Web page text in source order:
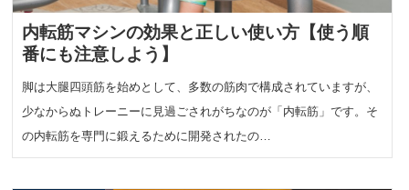
内転筋マシンの効果と正しい使い方【使う順
番にも注意しよう】
脚は大腿四頭筋を始めとして、多数の筋肉で構成されていますが、
少なからぬトレーニーに見過ごされがちなのが「内転筋」です。そ
の内転筋を専門に鍛えるために開発されたの…